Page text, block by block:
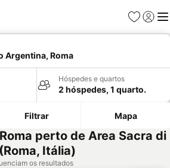
Favoritos
Iniciar
Argentina, Roma
Hóspedes e quartos
2 hóspedes, 1 quarto.
Filtrar Mapa
perto de Area Sacra di
Itália)
os resultados